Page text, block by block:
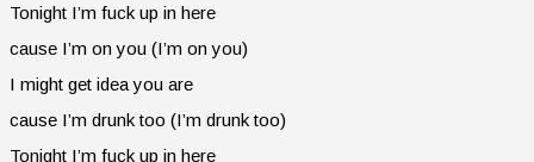
Tonight I’m fuck up in here
cause I’m on you (I’m on you)
I might get idea you are
cause I’m drunk too (I’m drunk too)
Tonight I’m fuck up in here